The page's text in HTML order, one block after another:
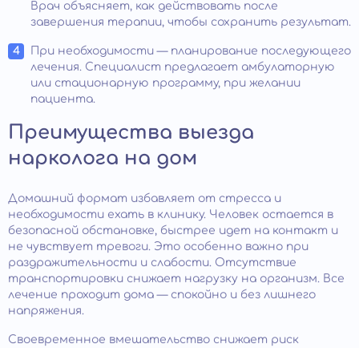
Врач объясняет, как действовать после
завершения терапии, чтобы сохранить результат.
При необходимости — планирование последующего
лечения. Специалист предлагает амбулаторную
или стационарную программу, при желании
пациента.
Преимущества выезда
нарколога на дом
Домашний формат избавляет от стресса и
необходимости ехать в клинику. Человек остается в
безопасной обстановке, быстрее идет на контакт и
не чувствует тревоги. Это особенно важно при
раздражительности и слабости. Отсутствие
транспортировки снижает нагрузку на организм. Все
лечение проходит дома — спокойно и без лишнего
напряжения.
Своевременное вмешательство снижает риск